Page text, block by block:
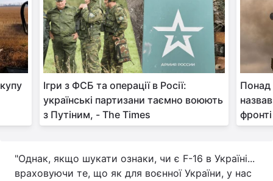
Ігри з ФСБ та операції в Росії:
українські партизани таємно воюють
з Путіним, - The Times
Понад
фронті
"Однак, якщо шукати ознаки, чи є F-16 в Україні...
враховуючи те, що як для воєнної України, у нас